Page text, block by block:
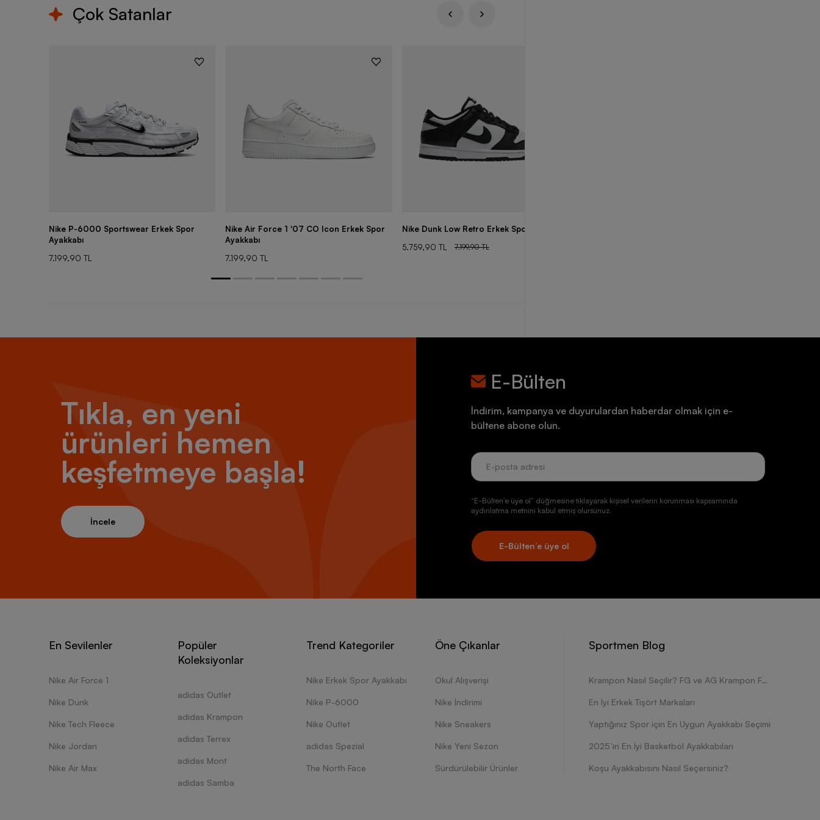
Çok Satanlar
Nike P-6000 Sportswear Erkek Spor
Ayakkabı
7.199,90 TL
Nike Air Force 1 '07 CO Icon Erkek Spor
Ayakkabı
7.199,90 TL
Nike Dunk Low Retro Erkek Spor Ayakkabı
5.759,90 TL
7.199,90 TL
Tıkla, en yeni
ürünleri hemen
keşfetmeye başla!
İncele
E-Bülten
İndirim, kampanya ve duyurulardan haberdar olmak için e-
bültene abone olun.
“E-Bülten’e üye ol” düğmesine tıklayarak kişisel verilerin korunması kapsamında
aydınlatma metnini kabul etmiş olursunuz.
E-Bülten’e üye ol
En Sevilenler
Nike Air Force 1
Nike Dunk
Nike Tech Fleece
Nike Jordan
Nike Air Max
Popüler
Koleksiyonlar
adidas Outlet
adidas Krampon
adidas Terrex
adidas Mont
adidas Samba
Trend Kategoriler
Nike Erkek Spor Ayakkabı
Nike P-6000
Nike Outlet
adidas Spezial
The North Face
Öne Çıkanlar
Okul Alışverişi
Nike İndirimi
Nike Sneakers
Nike Yeni Sezon
Sürdürülebilir Ürünler
Sportmen Blog
Krampon Nasıl Seçilir? FG ve AG Krampon Farkları Nelerdir?
En İyi Erkek Tişört Markaları
Yaptığınız Spor için En Uygun Ayakkabı Seçimi
2025’in En İyi Basketbol Ayakkabıları
Koşu Ayakkabısını Nasıl Seçersiniz?